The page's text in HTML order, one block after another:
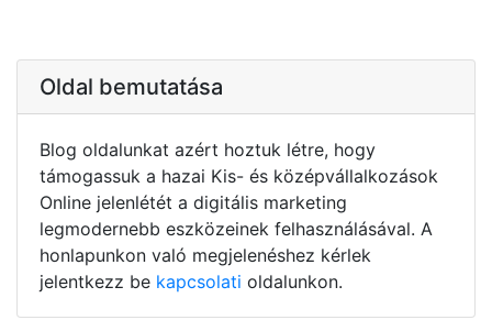
Oldal bemutatása
Blog oldalunkat azért hoztuk létre, hogy
támogassuk a hazai Kis- és középvállalkozások
Online jelenlétét a digitális marketing
legmodernebb eszközeinek felhasználásával. A
honlapunkon való megjelenéshez kérlek
jelentkezz be kapcsolati oldalunkon.